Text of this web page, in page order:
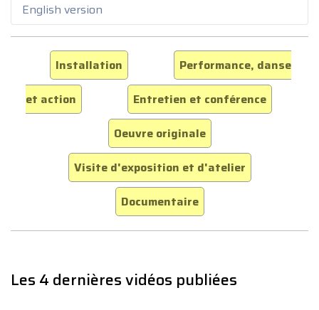
English version
Installation
Performance, danse
et action
Entretien et conférence
Oeuvre originale
Visite d'exposition et d'atelier
Documentaire
Les 4 dernières vidéos publiées